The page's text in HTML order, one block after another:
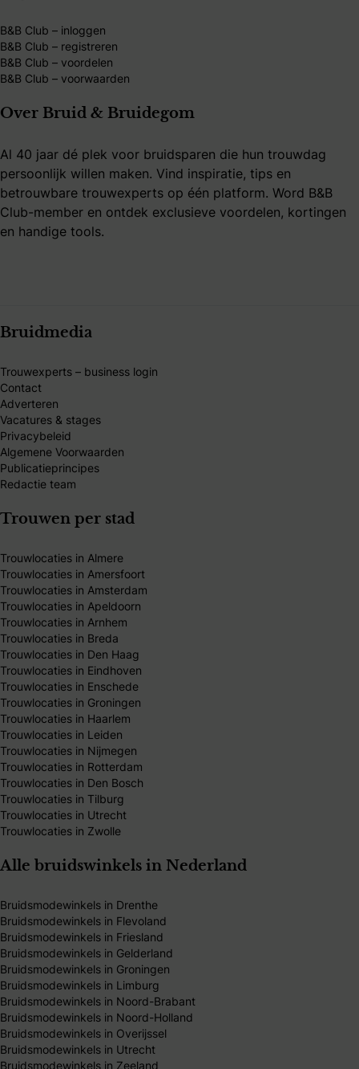
B&B Club – inloggen
B&B Club – registreren
B&B Club – voordelen
B&B Club – voorwaarden
Over Bruid & Bruidegom
Al 40 jaar dé plek voor bruidsparen die hun trouwdag
persoonlijk willen maken. Vind inspiratie, tips en
betrouwbare trouwexperts op één platform. Word B&B
Club-member en ontdek exclusieve voordelen, kortingen
en handige tools.
Bruidmedia
Trouwexperts – business login
Contact
Adverteren
Vacatures & stages
Privacybeleid
Algemene Voorwaarden
Publicatieprincipes
Redactie team
Trouwen per stad
Trouwlocaties in Almere
Trouwlocaties in Amersfoort
Trouwlocaties in Amsterdam
Trouwlocaties in Apeldoorn
Trouwlocaties in Arnhem
Trouwlocaties in Breda
Trouwlocaties in Den Haag
Trouwlocaties in Eindhoven
Trouwlocaties in Enschede
Trouwlocaties in Groningen
Trouwlocaties in Haarlem
Trouwlocaties in Leiden
Trouwlocaties in Nijmegen
Trouwlocaties in Rotterdam
Trouwlocaties in Den Bosch
Trouwlocaties in Tilburg
Trouwlocaties in Utrecht
Trouwlocaties in Zwolle
Alle bruidswinkels in Nederland
Bruidsmodewinkels in Drenthe
Bruidsmodewinkels in Flevoland
Bruidsmodewinkels in Friesland
Bruidsmodewinkels in Gelderland
Bruidsmodewinkels in Groningen
Bruidsmodewinkels in Limburg
Bruidsmodewinkels in Noord-Brabant
Bruidsmodewinkels in Noord-Holland
Bruidsmodewinkels in Overijssel
Bruidsmodewinkels in Utrecht
Bruidsmodewinkels in Zeeland